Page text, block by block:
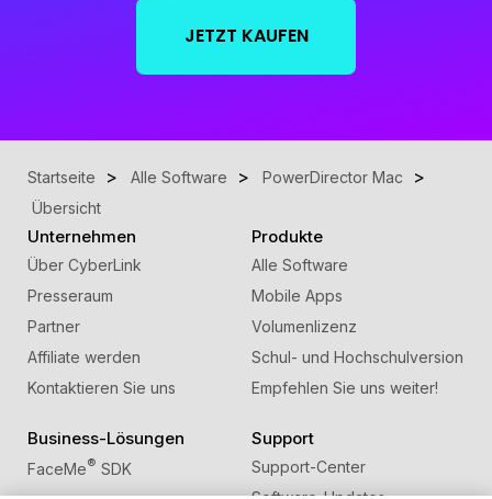
JETZT KAUFEN
Startseite Alle Software
PowerDirector Mac
Übersicht
Unternehmen
Über CyberLink
Presseraum
Partner
Affiliate werden
Kontaktieren Sie uns
Produkte
Alle Software
Mobile Apps
Volumenlizenz
Schul- und Hochschulversion
Empfehlen Sie uns weiter!
Business-Lösungen
FaceMe® SDK
Support
Support-Center